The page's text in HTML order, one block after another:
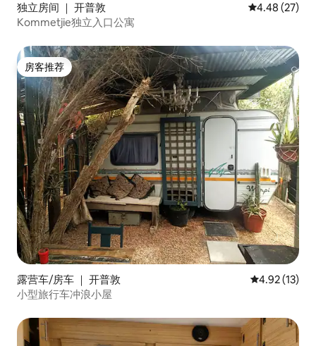
独立房间 ｜ 开普敦 平均评分
4.48 (27)
Kommetjie独立入口公寓
房客推荐
房客推荐
露营车/房车 ｜ 开普敦 平均评分
4.92 (13)
小型旅行车冲浪小屋